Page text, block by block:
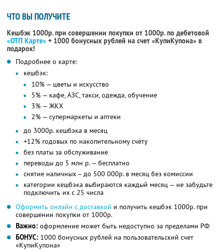
ЧТО ВЫ ПОЛУЧИТЕ
Кешбэк 1000р. при совершении покупки от 1000р. по дебетовой
«ОТП Карте» + 1000 бонусных рублей на счет «КупиКупона» в
подарок!
Подробнее о карте:
кешбэк:
10% — цветы и искусство
5% — кафе, АЗС, такси, одежда, обучение
3% — ЖКХ
2% — супермаркеты и аптеки
до 3000р. кешбэка в месяц
+12% годовых по накопительному счёту
без платы за обслуживание
переводы до 5 млн р. — бесплатно
снятие наличных – до 500 000р. в месяц без комиссии
категории кешбэка выбираются каждый месяц — не забудьте
подключить их с 25 числа
Оформить онлайн с доставкой и получить кешбэк 1000р. при
совершении покупки от 1000р.
Важно: оформление может быть недоступно за пределами РФ
БОНУС: 1000 бонусных рублей на пользовательский счет
«КупиКупона»